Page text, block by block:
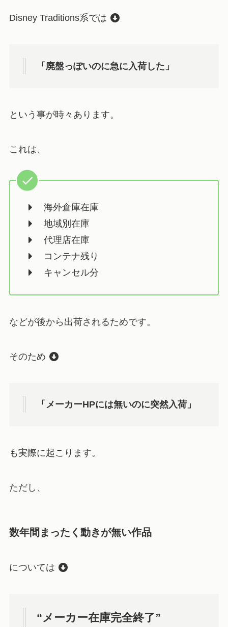
Disney Traditions系では
「廃盤っぽいのに急に入荷した」
という事が時々あります。
これは、
海外倉庫在庫
地域別在庫
代理店在庫
コンテナ残り
キャンセル分
などが後から出荷されるためです。
そのため
「メーカーHPには無いのに突然入荷」
も実際に起こります。
ただし、
数年間まったく動きが無い作品
については
“メーカー在庫完全終了”